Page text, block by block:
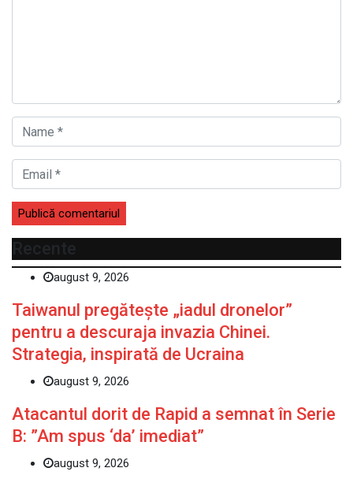
Recente
august 9, 2026
Taiwanul pregătește „iadul dronelor”
pentru a descuraja invazia Chinei.
Strategia, inspirată de Ucraina
august 9, 2026
Atacantul dorit de Rapid a semnat în Serie
B: ”Am spus ‘da’ imediat”
august 9, 2026